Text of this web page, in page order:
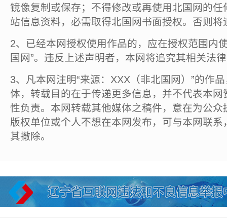
镜像复制或保存；不得修改或再使用北国网的
站信息资料，必需取得北国网书面授权。否则将
2、已经本网授权使用作品的，应在授权范围内
国网”。违反上述声明者，本网将追究其相关法
3、凡本网注明“来源：XXX（非北国网）”的作
体，转载目的在于传递更多信息，并不代表本
性负责。本网转载其他媒体之稿件，意在为公
版权单位或个人不想在本网发布，可与本网联
其撤除。